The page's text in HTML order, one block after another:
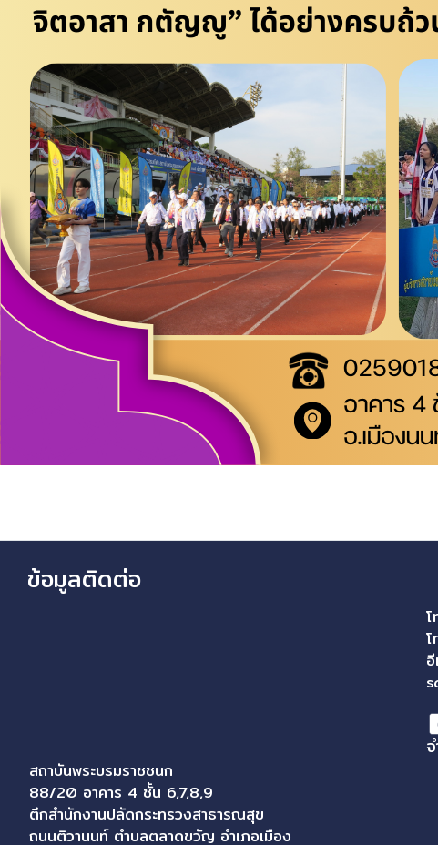
ข้อมูลติดต่อ
สถาบันพระบรมราชชนก
88/20 อาคาร 4 ชั้น 6,7,8,9
ตึกสำนักงานปลัดกระทรวงสาธารณสุข
ถนนติวานนท์ ตำบลตลาดขวัญ อำเภอเมือง